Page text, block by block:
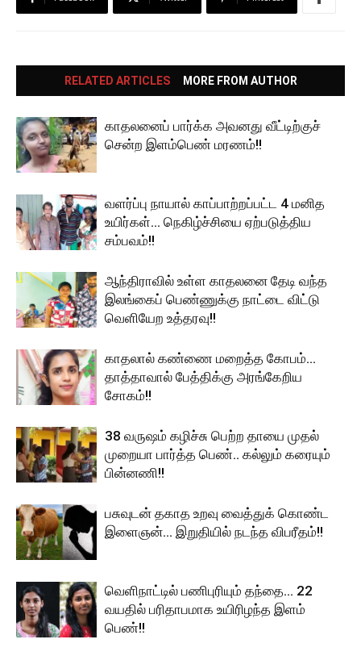
RELATED ARTICLES MORE FROM AUTHOR
காதலனைப் பார்க்க அவனது வீட்டிற்குச்
சென்ற இளம்பெண் மரணம்!!
வளர்ப்பு நாயால் காப்பாற்றப்பட்ட 4 மனித
உயிர்கள்… நெகிழ்ச்சியை ஏற்படுத்திய
சம்பவம்!!
ஆந்திராவில் உள்ள காதலனை தேடி வந்த
இலங்கைப் பெண்ணுக்கு நாட்டை விட்டு
வெளியேற உத்தரவு!!
காதலால் கண்ணை மறைத்த கோபம்…
தாத்தாவால் பேத்திக்கு அரங்கேறிய
சோகம்!!
38 வருஷம் கழிச்சு பெற்ற தாயை முதல்
முறையா பார்த்த பெண்.. கல்லும் கரையும்
பின்னணி!!
பசுவுடன் தகாத உறவு வைத்துக் கொண்ட
இளைஞன்… இறுதியில் நடந்த விபரீதம்!!
வெளிநாட்டில் பணிபுரியும் தந்தை… 22
வயதில் பரிதாபமாக உயிரிழந்த இளம்
பெண்!!